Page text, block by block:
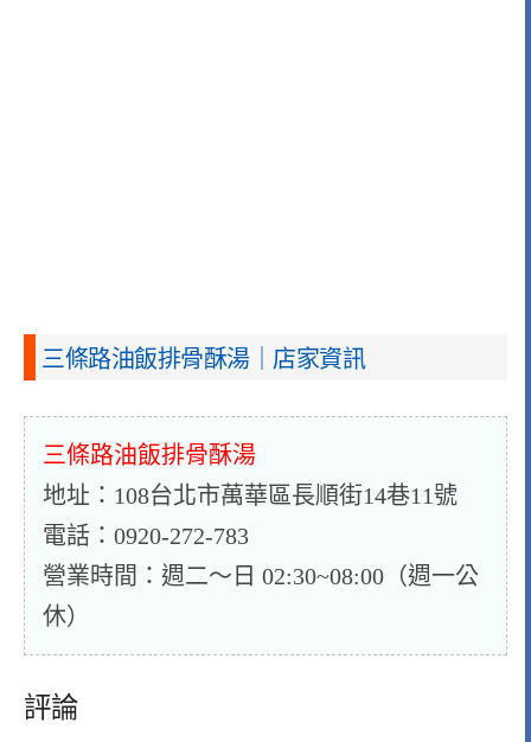
三條路油飯排骨酥湯｜店家資訊
三條路油飯排骨酥湯
地址：108台北市萬華區長順街14巷11號
電話：0920-272-783
營業時間：週二～日 02:30~08:00（週一公
休）
評論